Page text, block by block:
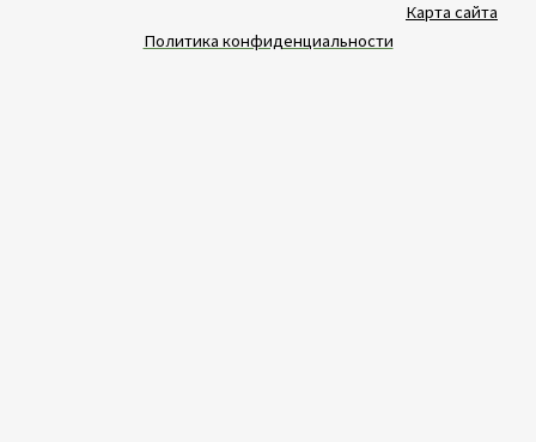
Карта сайта
Политика конфиденциальности